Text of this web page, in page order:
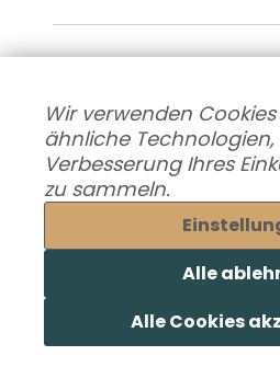
Suche innerhalb des Blogs
Empfehlung der
Wir verwenden
ähnliche
Verbesserung Ihres
zu sammeln.
Alle
Alle Cookies